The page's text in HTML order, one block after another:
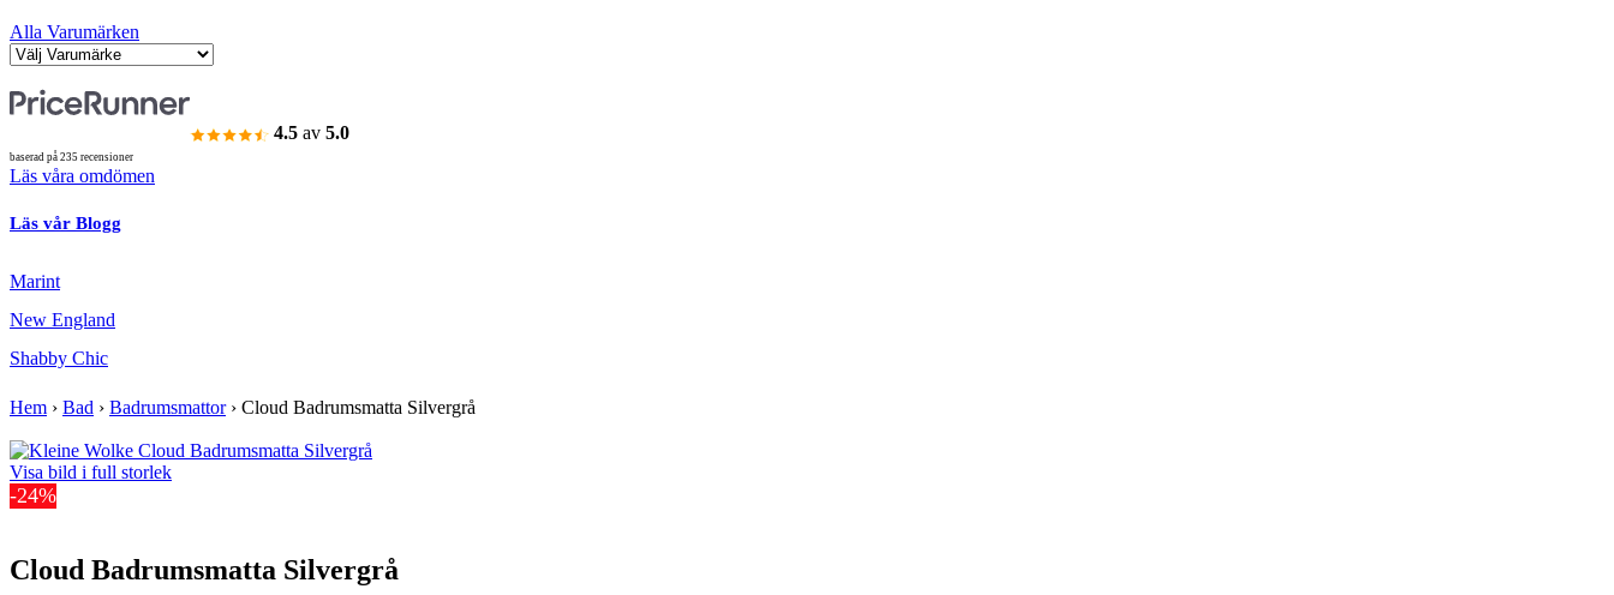
Alla Varumärken
4.5 av 5.0
baserad på 235 recensioner
Läs våra omdömen
Läs vår Blogg
Marint
New England
Shabby Chic
Hem › Bad › Badrumsmattor› Cloud Badrumsmatta Silvergrå
Visa bild i full storlek
-24%
Cloud Badrumsmatta Silvergrå